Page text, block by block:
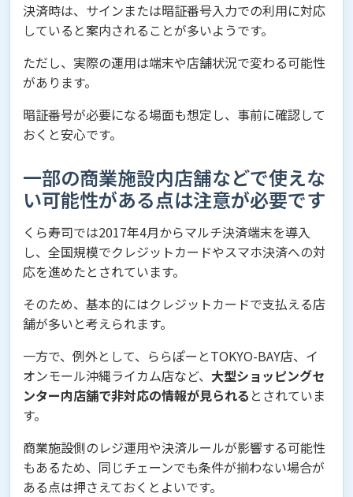
決済時は、サインまたは暗証番号入力での利用に対応
していると案内されることが多いようです。
ただし、実際の運用は端末や店舗状況で変わる可能性
があります。
暗証番号が必要になる場面も想定し、事前に確認して
おくと安心です。
一部の商業施設内店舗などで使えな
い可能性がある点は注意が必要です
くら寿司では2017年4月からマルチ決済端末を導入
し、全国規模でクレジットカードやスマホ決済への対
応を進めたとされています。
そのため、基本的にはクレジットカードで支払える店
舗が多いと考えられます。
一方で、例外として、ららぽーとTOKYO-BAY店、イ
オンモール沖縄ライカム店など、 大型ショッピングセ
ンター内店舗で非対応の情報が見られる とされていま
す。
商業施設側のレジ運用や決済ルールが影響する可能性
もあるため、同じチェーンでも条件が揃わない場合が
ある点は押さえておくとよいです。